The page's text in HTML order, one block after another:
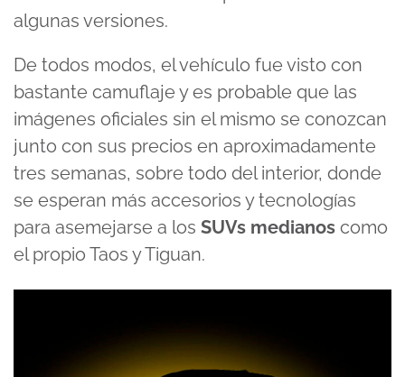
algunas versiones.
De todos modos, el vehículo fue visto con
bastante camuflaje y es probable que las
imágenes oficiales sin el mismo se conozcan
junto con sus precios en aproximadamente
tres semanas, sobre todo del interior, donde
se esperan más accesorios y tecnologías
para asemejarse a los SUVs medianos como
el propio Taos y Tiguan.